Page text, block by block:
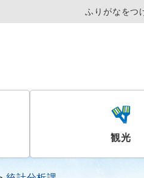
ふりがなをつ
観光